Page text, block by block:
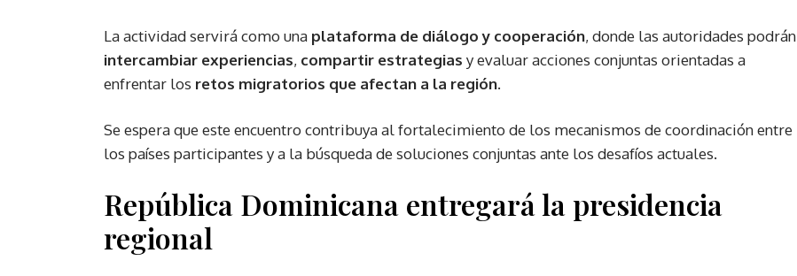
La actividad servirá como una plataforma de diálogo y cooperación, donde las autoridades podrán
intercambiar experiencias, compartir estrategias y evaluar acciones conjuntas orientadas a
enfrentar los retos migratorios que afectan a la región.
Se espera que este encuentro contribuya al fortalecimiento de los mecanismos de coordinación entre
los países participantes y a la búsqueda de soluciones conjuntas ante los desafíos actuales.
República Dominicana entregará la presidencia
regional